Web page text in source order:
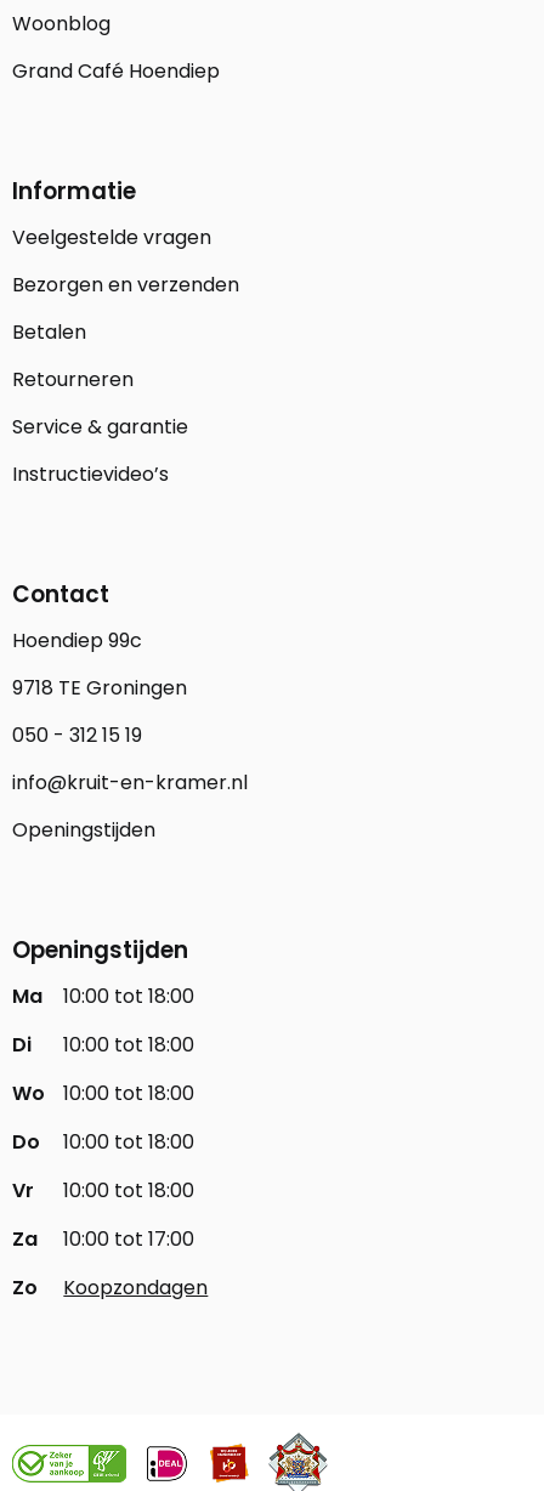
Woonblog
Grand Café Hoendiep
Informatie
Veelgestelde vragen
Bezorgen en verzenden
Betalen
Retourneren
Service & garantie
Instructievideo’s
Contact
Hoendiep 99c
9718 TE Groningen
050 - 312 15 19
info@kruit-en-kramer.nl
Openingstijden
Openingstijden
Ma
10:00 tot 18:00
Di
10:00 tot 18:00
Wo
10:00 tot 18:00
Do
10:00 tot 18:00
Vr
10:00 tot 18:00
Za
10:00 tot 17:00
Zo
Koopzondagen